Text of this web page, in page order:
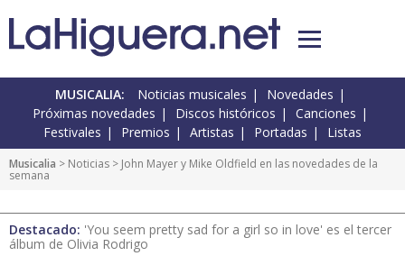
MUSICALIA: Noticias musicales
Novedades
Próximas novedades
Discos históricos
Canciones
Festivales
Premios Artistas Portadas Listas
Musicalia > Noticias > John Mayer y Mike Oldfield en las novedades de la
semana
Destacado: 'You seem pretty sad for a girl so in love' es el tercer
álbum de Olivia Rodrigo